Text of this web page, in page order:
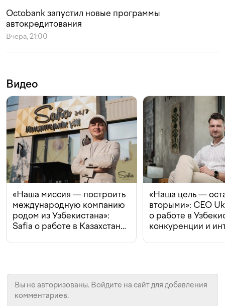
Octobank запустил новые программы
автокредитования
Вчера, 21:00
Видео
«Наша миссия — построить
международную компанию
родом из Узбекистана»:
Safia о работе в Казахстане,
«Наша цель —
вторыми»: CEO
о работе в
конкуренции и